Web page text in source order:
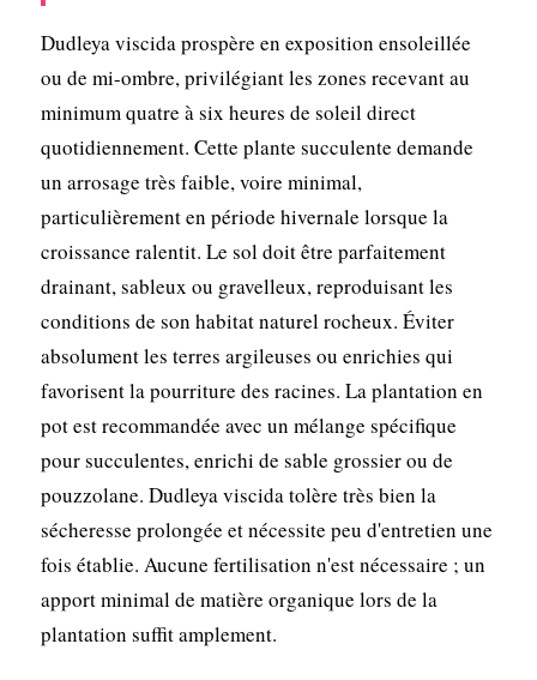
Dudleya viscida prospère en exposition ensoleillée
ou de mi-ombre, privilégiant les zones recevant au
minimum quatre à six heures de soleil direct
quotidiennement. Cette plante succulente demande
un arrosage très faible, voire minimal,
particulièrement en période hivernale lorsque la
croissance ralentit. Le sol doit être parfaitement
drainant, sableux ou gravelleux, reproduisant les
conditions de son habitat naturel rocheux. Éviter
absolument les terres argileuses ou enrichies qui
favorisent la pourriture des racines. La plantation en
pot est recommandée avec un mélange spécifique
pour succulentes, enrichi de sable grossier ou de
pouzzolane. Dudleya viscida tolère très bien la
sécheresse prolongée et nécessite peu d'entretien une
fois établie. Aucune fertilisation n'est nécessaire ; un
apport minimal de matière organique lors de la
plantation suffit amplement.